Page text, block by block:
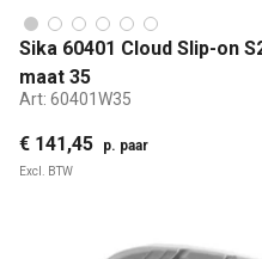
Sika 60401 Cloud Slip-on
maat 35
Art: 60401W35
€ 141,45 p. paar
Excl. BTW